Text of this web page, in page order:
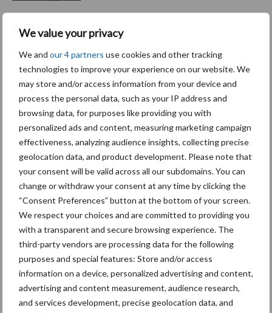
We value your privacy
We and our 4 partners use cookies and other tracking
technologies to improve your experience on our website. We
may store and/or access information from your device and
process the personal data, such as your IP address and
browsing data, for purposes like providing you with
personalized ads and content, measuring marketing campaign
effectiveness, analyzing audience insights, collecting precise
geolocation data, and product development. Please note that
your consent will be valid across all our subdomains. You can
change or withdraw your consent at any time by clicking the
“Consent Preferences” button at the bottom of your screen.
We respect your choices and are committed to providing you
with a transparent and secure browsing experience. The
third-party vendors are processing data for the following
purposes and special features: Store and/or access
information on a device, personalized advertising and content,
advertising and content measurement, audience research,
and services development, precise geolocation data, and
Caterpillar breidt gamma
elektrische bulldozers uit
Themapagina's
Bemesting Gewas & ruwvoer Loonwerk
Compost Dierlijke mest